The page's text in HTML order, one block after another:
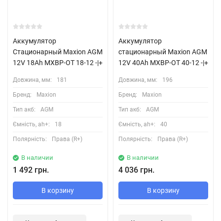
Аккумулятор
Стационарный Maxion AGM
12V 18Ah MXBP-OT 18-12 -|+
Довжина, мм: 181
Бренд: Maxion
Тип акб: AGM
Ємність, ah+: 18
Полярність: Права (R+)
В наличии
1 492 грн.
В корзину
Аккумулятор
стационарный Maxion AGM
12V 40Ah MXBP-OT 40-12 -|+
Довжина, мм: 196
Бренд: Maxion
Тип акб: AGM
Ємність, ah+: 40
Полярність: Права (R+)
В наличии
4 036 грн.
В корзину